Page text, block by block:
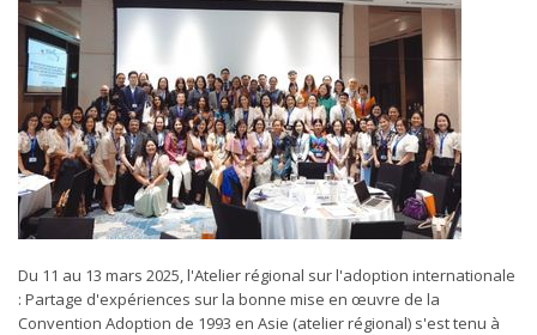
Du 11 au 13 mars 2025, l'Atelier régional sur l'adoption internationale
: Partage d'expériences sur la bonne mise en œuvre de la
Convention Adoption de 1993 en Asie (atelier régional) s'est tenu à